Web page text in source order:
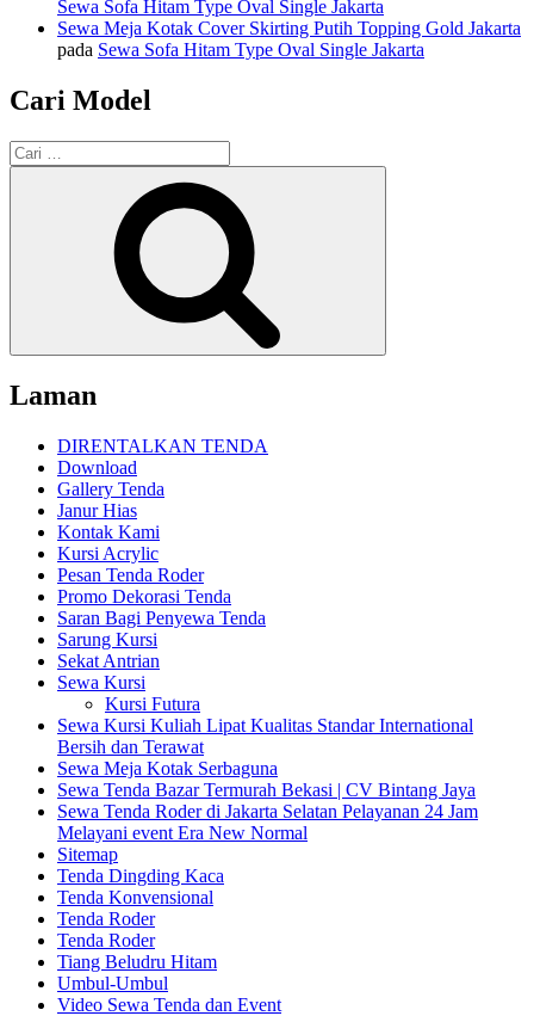
Sewa Sofa Hitam Type Oval Single Jakarta
Sewa Meja Kotak Cover Skirting Putih Topping Gold Jakarta
pada Sewa Sofa Hitam Type Oval Single Jakarta
Cari Model
Pencarian
untuk:
Laman
DIRENTALKAN TENDA
Download
Gallery Tenda
Janur Hias
Kontak Kami
Kursi Acrylic
Pesan Tenda Roder
Promo Dekorasi Tenda
Saran Bagi Penyewa Tenda
Sarung Kursi
Sekat Antrian
Sewa Kursi
Kursi Futura
Sewa Kursi Kuliah Lipat Kualitas Standar International
Bersih dan Terawat
Sewa Meja Kotak Serbaguna
Sewa Tenda Bazar Termurah Bekasi | CV Bintang Jaya
Sewa Tenda Roder di Jakarta Selatan Pelayanan 24 Jam
Melayani event Era New Normal
Sitemap
Tenda Dingding Kaca
Tenda Konvensional
Tenda Roder
Tenda Roder
Tiang Beludru Hitam
Umbul-Umbul
Video Sewa Tenda dan Event